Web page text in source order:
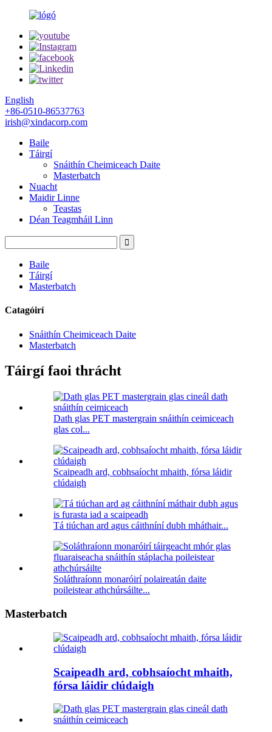
English
+86-0510-86537763
irish@xindacorp.com
Baile
Táirgí
Snáithín Cheimiceach Daite
Masterbatch
Nuacht
Maidir Linne
Teastas
Déan Teagmháil Linn
Baile
Táirgí
Masterbatch
Catagóirí
Snáithín Cheimiceach Daite
Masterbatch
Táirgí faoi thrácht
Dath glas PET mastergrain snáithín ceimiceach
glas col...
Scaipeadh ard, cobhsaíocht mhaith, fórsa láidir
clúdaigh
Tá tiúchan ard agus cáithníní dubh mháthair...
Soláthraíonn monaróirí polaireatán daite
poileistear athchúrsáilte...
Masterbatch
Scaipeadh ard, cobhsaíocht mhaith,
fórsa láidir clúdaigh